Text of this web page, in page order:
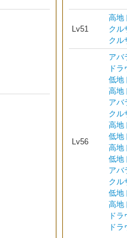
Lv51
高地
クル
クル
Lv56
アバ
ド
低地
高地
アバ
クル
高地
低地
高地
低地
アバ
クル
低地
高地
ド
ド